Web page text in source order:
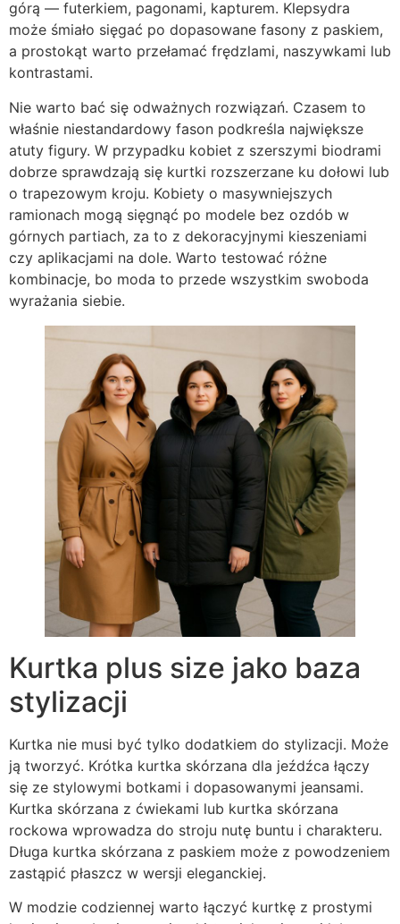
górą — futerkiem, pagonami, kapturem. Klepsydra
może śmiało sięgać po dopasowane fasony z paskiem,
a prostokąt warto przełamać frędzlami, naszywkami lub
kontrastami.
Nie warto bać się odważnych rozwiązań. Czasem to
właśnie niestandardowy fason podkreśla największe
atuty figury. W przypadku kobiet z szerszymi biodrami
dobrze sprawdzają się kurtki rozszerzane ku dołowi lub
o trapezowym kroju. Kobiety o masywniejszych
ramionach mogą sięgnąć po modele bez ozdób w
górnych partiach, za to z dekoracyjnymi kieszeniami
czy aplikacjami na dole. Warto testować różne
kombinacje, bo moda to przede wszystkim swoboda
wyrażania siebie.
Kurtka plus size jako baza
stylizacji
Kurtka nie musi być tylko dodatkiem do stylizacji. Może
ją tworzyć. Krótka kurtka skórzana dla jeźdźca łączy
się ze stylowymi botkami i dopasowanymi jeansami.
Kurtka skórzana z ćwiekami lub kurtka skórzana
rockowa wprowadza do stroju nutę buntu i charakteru.
Długa kurtka skórzana z paskiem może z powodzeniem
zastąpić płaszcz w wersji eleganckiej.
W modzie codziennej warto łączyć kurtkę z prostymi